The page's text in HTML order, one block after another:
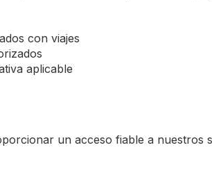
con viajes
aplicable
un acceso fiable a nuestros